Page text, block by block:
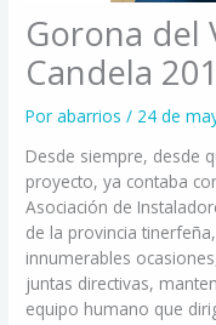
Gorona del
Candela
Porabarrios/ 24 de
Desde siempre, desde
proyecto, ya contaba
Asociación de
de la provincia
innumerables
juntas directivas,
equipo humano que